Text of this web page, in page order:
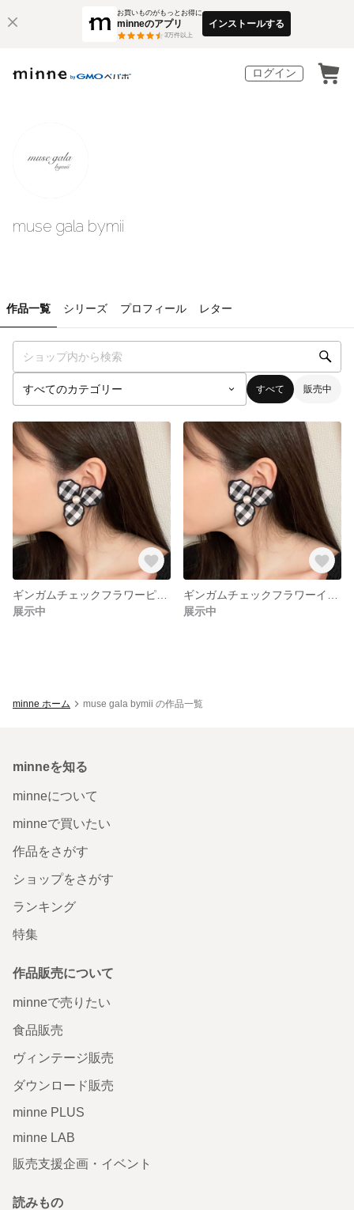
お買いものがもっとお得に
minneのアプリ
3万件以上
インストールする
ログイン
muse gala bymii
作品一覧 シリーズ プロフィール レター
すべて 販売中
展示中
展示中
minne ホーム muse gala bymii の作品一覧
minneを知る
minneについて
minneで買いたい
作品をさがす
ショップをさがす
ランキング
特集
作品販売について
minneで売りたい
食品販売
ヴィンテージ販売
ダウンロード販売
minne PLUS
minne LAB
販売支援企画・イベント
読みもの